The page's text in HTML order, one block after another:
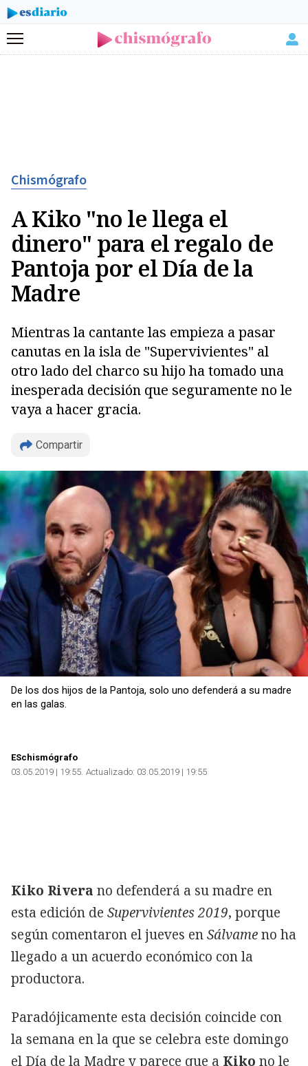
Menú
Chismógrafo
A Kiko "no le llega el
dinero" para el regalo de
Pantoja por el Día de la
Madre
Mientras la cantante las empieza a pasar
canutas en la isla de "Supervivientes" al
otro lado del charco su hijo ha tomado una
inesperada decisión que seguramente no le
vaya a hacer gracia.
Compartir
De los dos hijos de la Pantoja, solo uno defenderá a su madre
en las galas.
ESchismógrafo
03.05.2019 | 19:55 Actualizado: 03.05.2019 | 19:55
Kiko Rivera no defenderá a su madre en
esta edición de Supervivientes 2019, porque
según comentaron el jueves enSálvameno ha
llegado a un acuerdo económico con la
productora.
Paradójicamente esta decisión coincide con
la semana en la que se celebra este domingo
el Día de la Madre y parece que a Kiko no le